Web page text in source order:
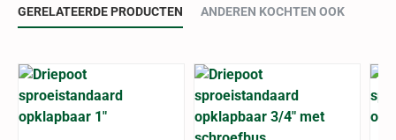
GERELATEERDE PRODUCTEN ANDEREN KOCHTEN OOK